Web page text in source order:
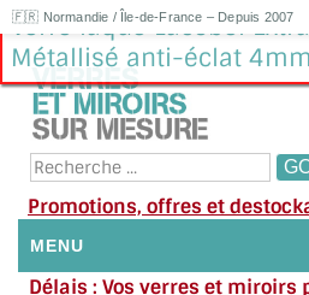
🇫🇷 Normandie / Île-de-France – Depuis 2007
Verre laqué Lacobel
Métallisé anti-éclat
Promotions, offres et
MENU
Délais : Vos verres et miroirs